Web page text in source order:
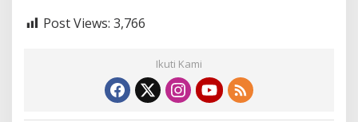
Post Views: 3,766
Ikuti Kami